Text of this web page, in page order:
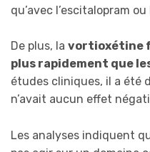
qu’avec l’escitalopram
De plus, la vortioxétine
plus rapidement que
études cliniques, il a été
n’avait aucun effet
Les analyses indiquent